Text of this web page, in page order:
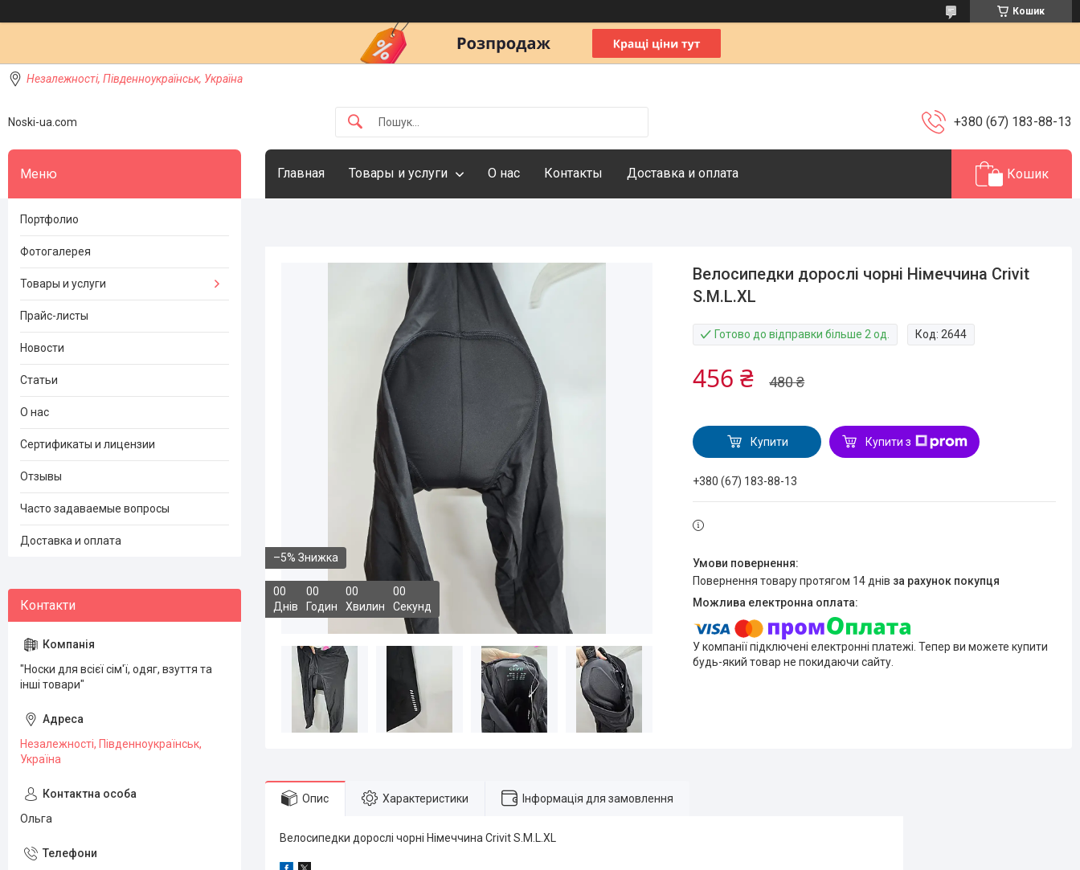
Кошик
Незалежності, Південноукраїнськ, Україна
Noski-ua.com +380 (67) 183-88-13
Главная Товары и услуги О нас Контакты Доставка и оплата Кошик
–5%
00
Днів
00
Годин
00
Хвилин
00
Секунд
Велосипедки дорослі чорні Німеччина Crivit
S.М.L.XL
Готово до відправки більше 2 од. Код: 2644
480 ₴
456 ₴
Купити Купити з
+380 (67) 183-88-13
повернення товару протягом 14 днів за рахунок покупця
У компанії підключені електронні платежі. Тепер ви можете купити
будь-який товар не покидаючи сайту.
Опис Характеристики Інформація для замовлення
Велосипедки дорослі чорні Німеччина Crivit S.М.L.XL
Портфолио
Фотогалерея
Товары и услуги
Прайс-листы
Новости
Статьи
О нас
Сертификаты и лицензии
Отзывы
Часто задаваемые вопросы
Доставка и оплата
"Носки для всієї сім'ї, одяг, взуття та
інші товари"
Незалежності, Південноукраїнськ,
Україна
Ольга